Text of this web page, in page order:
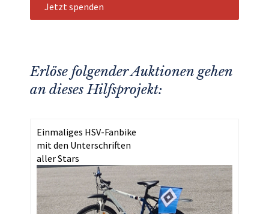
Jetzt spenden
Erlöse folgender Auktionen gehen
an dieses Hilfsprojekt:
Einmaliges HSV-Fanbike
mit den Unterschriften
aller Stars